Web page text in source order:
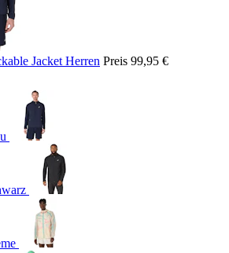
Jacket Herren Preis 99,95 €